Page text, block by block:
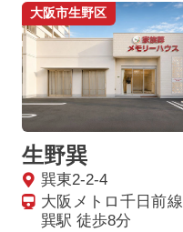
大阪市生野区
生野巽
巽東2-2-4
大阪メトロ千日前
巽駅 徒歩8分